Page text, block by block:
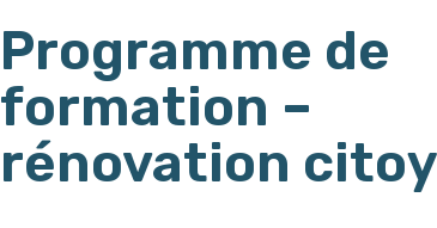
Programme de
formation –
rénovation